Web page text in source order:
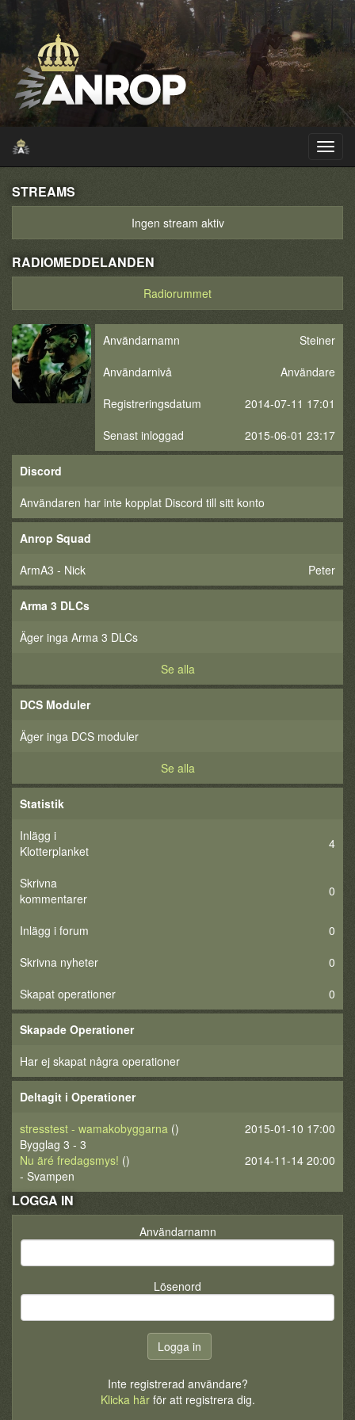
STREAMS
Ingen stream aktiv
RADIOMEDDELANDEN
Radiorummet
Användarnamn
Steiner
Användarnivå
Användare
Registreringsdatum
2014-07-11 17:01
Senast inloggad
2015-06-01 23:17
Discord
Användaren har inte kopplat Discord till sitt konto
Anrop Squad
ArmA3 - Nick
Peter
Arma 3 DLCs
Äger inga Arma 3 DLCs
Se alla
DCS Moduler
Äger inga DCS moduler
Se alla
Statistik
Inlägg i
Klotterplanket
4
Skrivna
kommentarer
0
Inlägg i forum
0
Skrivna nyheter
0
Skapat operationer
0
Skapade Operationer
Har ej skapat några operationer
Deltagit i Operationer
2015-01-10 17:00
stresstest - wamakobyggarna ()
Bygglag 3 - 3
2014-11-14 20:00
Nu äré fredagsmys! ()
- Svampen
LOGGA IN
Användarnamn
Lösenord
Inte registrerad användare?
Klicka härför att registrera dig.